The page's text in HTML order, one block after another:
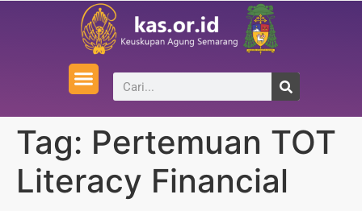
Tag: Pertemuan TOT
Literacy Financial